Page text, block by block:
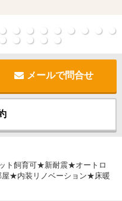
メールで問合せ
ト飼育可★新耐震★オートロ
屋★内装リノベーション★床暖